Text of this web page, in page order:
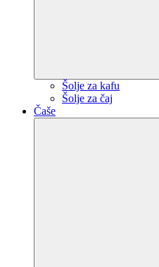
Šolje za kafu
Šolje za čaj
Čaše